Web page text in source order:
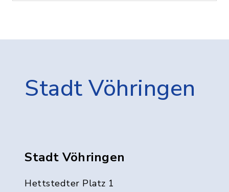
Stadt Vöhringen
Stadt Vöhringen
Hettstedter Platz 1